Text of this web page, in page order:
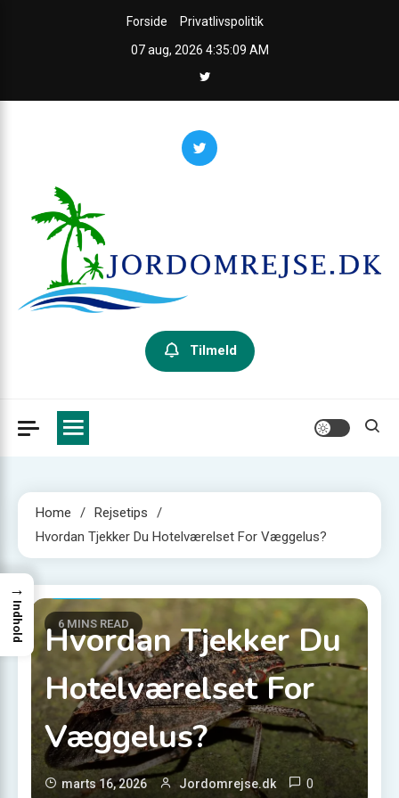
Forside
Privatlivspolitik
07 aug, 2026 4:35:09 AM
Jordomrejseguiden
Tilmeld
Home
Rejsetips
Hvordan Tjekker Du Hotelværelset For Væggelus?
6 MINS READ
Rejsetips
Hvordan Tjekker Du
Hotelværelset For
Væggelus?
marts 16, 2026 Jordomrejse.dk 0
→
Indhold